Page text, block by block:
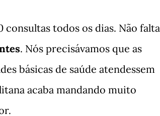
consultas todos os dias. Não falta
. Nós precisávamos que as
básicas de saúde atendessem
acaba mandando muito